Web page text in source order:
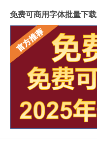
免费可商用字体批量下载